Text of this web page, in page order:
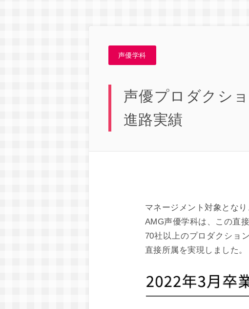
声優学科
声優プロダクシ
進路実績
マネージメント対象とな
AMG声優学科は、この直
70社以上のプロダクショ
直接所属を実現しました。